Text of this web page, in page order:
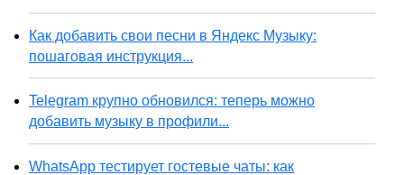
Как добавить свои песни в Яндекс Музыку:
пошаговая инструкция...
Telegram крупно обновился: теперь можно
добавить музыку в профили...
WhatsApp тестирует гостевые чаты: как